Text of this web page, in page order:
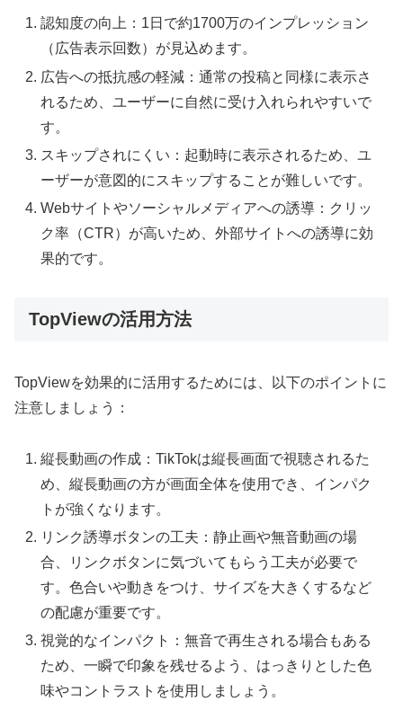
認知度の向上：1日で約1700万のインプレッション
（広告表示回数）が見込めます。
広告への抵抗感の軽減：通常の投稿と同様に表示さ
れるため、ユーザーに自然に受け入れられやすいで
す。
スキップされにくい：起動時に表示されるため、ユ
ーザーが意図的にスキップすることが難しいです。
Webサイトやソーシャルメディアへの誘導：クリッ
ク率（CTR）が高いため、外部サイトへの誘導に効
果的です。
TopViewの活用方法
TopViewを効果的に活用するためには、以下のポイントに
注意しましょう：
縦長動画の作成：TikTokは縦長画面で視聴されるた
め、縦長動画の方が画面全体を使用でき、インパク
トが強くなります。
リンク誘導ボタンの工夫：静止画や無音動画の場
合、リンクボタンに気づいてもらう工夫が必要で
す。色合いや動きをつけ、サイズを大きくするなど
の配慮が重要です。
視覚的なインパクト：無音で再生される場合もある
ため、一瞬で印象を残せるよう、はっきりとした色
味やコントラストを使用しましょう。